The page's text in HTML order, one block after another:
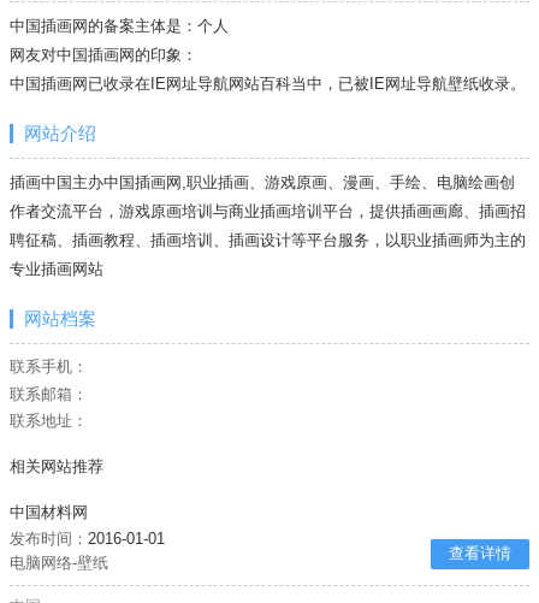
中国插画网的备案主体是：个人
网友对中国插画网的印象：
中国插画网已收录在IE网址导航网站百科当中，已被IE网址导航壁纸收录。
网站介绍
插画中国主办中国插画网,职业插画、游戏原画、漫画、手绘、电脑绘画创
作者交流平台，游戏原画培训与商业插画培训平台，提供插画画廊、插画招
聘征稿、插画教程、插画培训、插画设计等平台服务，以职业插画师为主的
专业插画网站
网站档案
联系手机：
联系邮箱：
联系地址：
相关网站推荐
中国材料网
发布时间：2016-01-01
电脑网络-壁纸
查看详情